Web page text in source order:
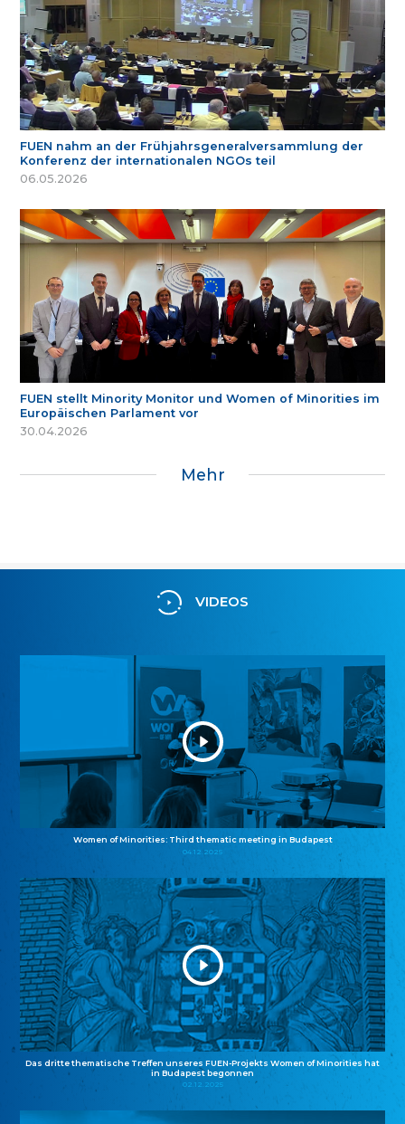
FUEN nahm an der Frühjahrsgeneralversammlung der
Konferenz der internationalen NGOs teil
06.05.2026
FUEN stellt Minority Monitor und Women of Minorities im
Europäischen Parlament vor
30.04.2026
Mehr
VIDEOS
Women of Minorities: Third thematic meeting in Budapest
04.12.2025
Das dritte thematische Treffen unseres FUEN-Projekts Women of Minorities hat
in Budapest begonnen
02.12.2025